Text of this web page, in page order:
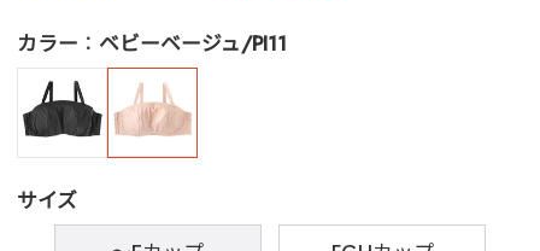
カラー ベビーベージュ/PI11
サイズ